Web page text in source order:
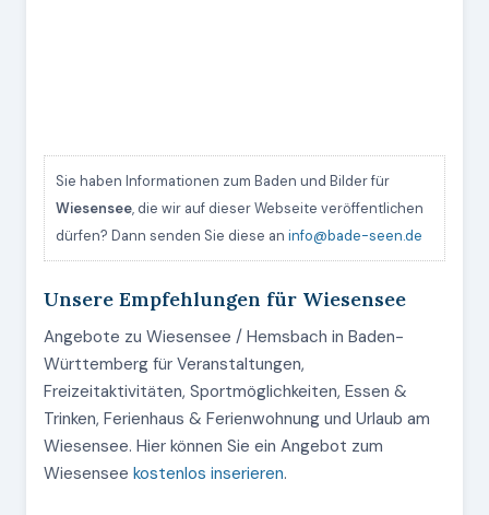
Sie haben Informationen zum Baden und Bilder für
Wiesensee, die wir auf dieser Webseite veröffentlichen
dürfen? Dann senden Sie diese an info@bade-seen.de
Unsere Empfehlungen für Wiesensee
Angebote zu Wiesensee / Hemsbach in Baden-
Württemberg für Veranstaltungen,
Freizeitaktivitäten, Sportmöglichkeiten, Essen &
Trinken, Ferienhaus & Ferienwohnung und Urlaub am
Wiesensee. Hier können Sie ein Angebot zum
Wiesensee kostenlos inserieren.